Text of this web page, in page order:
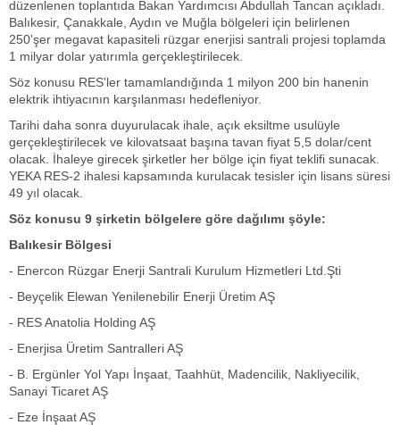
düzenlenen toplantıda Bakan Yardımcısı Abdullah Tancan açıkladı.
Balıkesir, Çanakkale, Aydın ve Muğla bölgeleri için belirlenen
250'şer megavat kapasiteli rüzgar enerjisi santrali projesi toplamda
1 milyar dolar yatırımla gerçekleştirilecek.
Söz konusu RES'ler tamamlandığında 1 milyon 200 bin hanenin
elektrik ihtiyacının karşılanması hedefleniyor.
Tarihi daha sonra duyurulacak ihale, açık eksiltme usulüyle
gerçekleştirilecek ve kilovatsaat başına tavan fiyat 5,5 dolar/cent
olacak. İhaleye girecek şirketler her bölge için fiyat teklifi sunacak.
YEKA RES-2 ihalesi kapsamında kurulacak tesisler için lisans süresi
49 yıl olacak.
Söz konusu 9 şirketin bölgelere göre dağılımı şöyle:
Balıkesir Bölgesi
- Enercon Rüzgar Enerji Santrali Kurulum Hizmetleri Ltd.Şti
- Beyçelik Elewan Yenilenebilir Enerji Üretim AŞ
- RES Anatolia Holding AŞ
- Enerjisa Üretim Santralleri AŞ
- B. Ergünler Yol Yapı İnşaat, Taahhüt, Madencilik, Nakliyecilik,
Sanayi Ticaret AŞ
- Eze İnşaat AŞ